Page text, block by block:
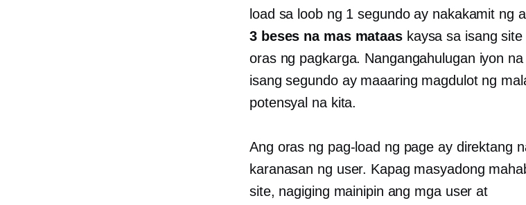
load sa loob ng 1 segundo ay nakakamit ng a
3 beses na mas mataaskaysa sa isang site
oras ng pagkarga. Nangangahulugan iyon
isang segundo ay maaaring magdulot ng
potensyal na kita.
Ang oras ng pag-load ng page ay direktang
karanasan ng user. Kapag masyadong
site, nagiging mainipin ang mga user at